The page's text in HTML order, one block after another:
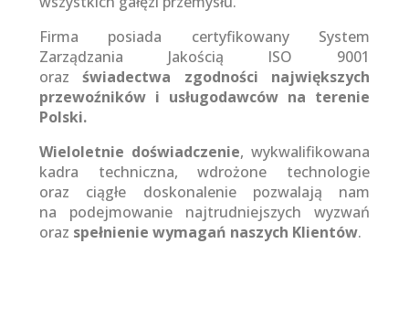
Firma posiada certyfikowany System
Zarządzania Jakością ISO 9001
orazświadectwa zgodności największych
przewoźników i usługodawców na terenie
Polski.
Wieloletnie doświadczenie, wykwalifikowana
kadra techniczna, wdrożone technologie
oraz ciągłe doskonalenie pozwalają nam
na podejmowanie najtrudniejszych wyzwań
oraz spełnienie wymagań naszych Klientów.